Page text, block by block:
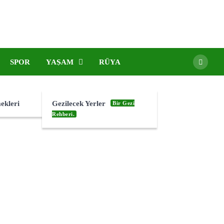
SPOR YAŞAM
Gezilecek Yerler
Bir Gezi
Rehberi.
RÜYA